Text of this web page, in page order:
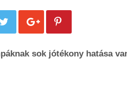
sok jótékony hatása